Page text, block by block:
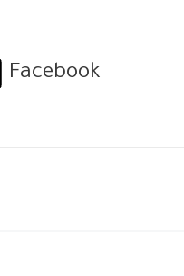
Facebook